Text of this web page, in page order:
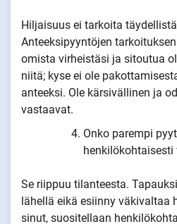
Hiljaisuus ei tarkoita
Anteeksipyyntöjen
omista virheistäsi ja sitoutua
niitä; kyse ei ole
anteeksi. Ole kärsivällinen ja
vastaavat.
Onko parempi
henkilökohtaisesti
Se riippuu tilanteesta.
lähellä eikä esiinny väkivaltaa
sinut, suositellaan